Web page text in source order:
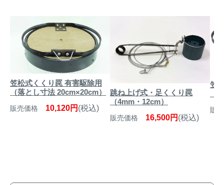
笠松式くくり罠 有害駆除用
（落とし寸法 20cm×20cm）
販売価格 10,120円 (税込)
跳ね上げ式・足くくり罠
（4mm・12cm）
販売価格 16,500円 (税込)
笠
販